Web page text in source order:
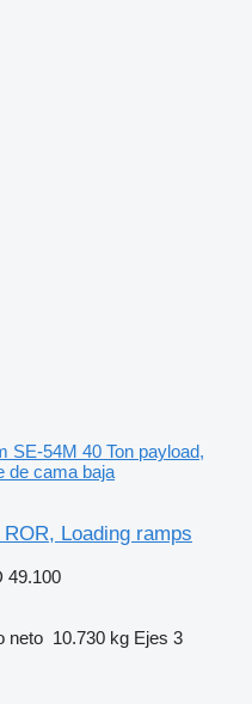
SE-54M 40 Ton payload,
de cama baja
Loading ramps
49.100
neto 10.730 kg Ejes 3